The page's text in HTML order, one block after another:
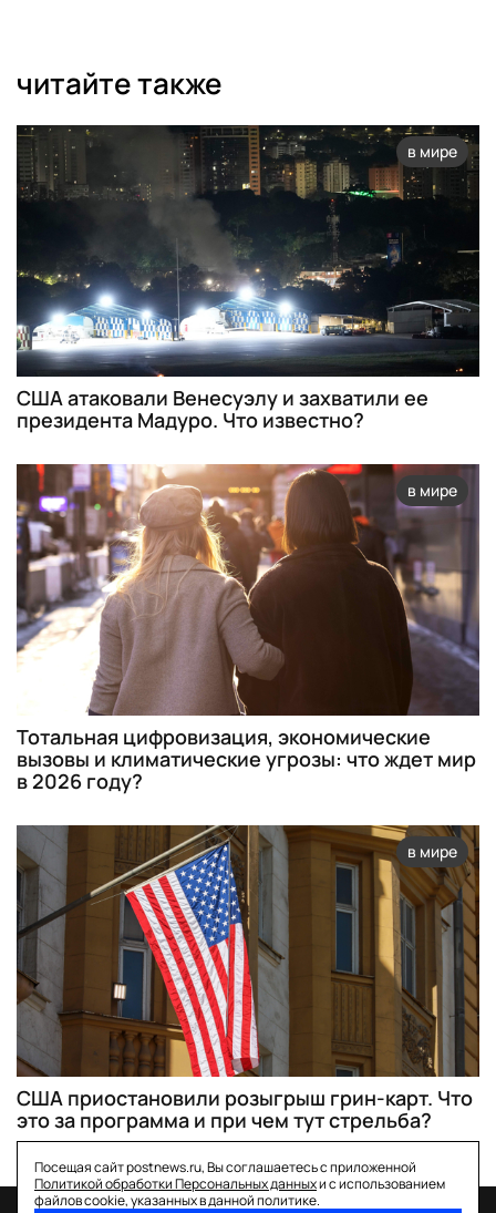
читайте также
в мире
США атаковали Венесуэлу и захватили ее
президента Мадуро. Что известно?
в мире
Тотальная цифровизация, экономические
вызовы и климатические угрозы: что ждет мир
в 2026 году?
в мире
США приостановили розыгрыш грин-карт. Что
это за программа и при чем тут стрельба?
Посещая сайт postnews.ru, Вы соглашаетесь с приложенной
Политикой обработки Персональных данныхи с использованием
файлов cookie, указанных в данной политике.